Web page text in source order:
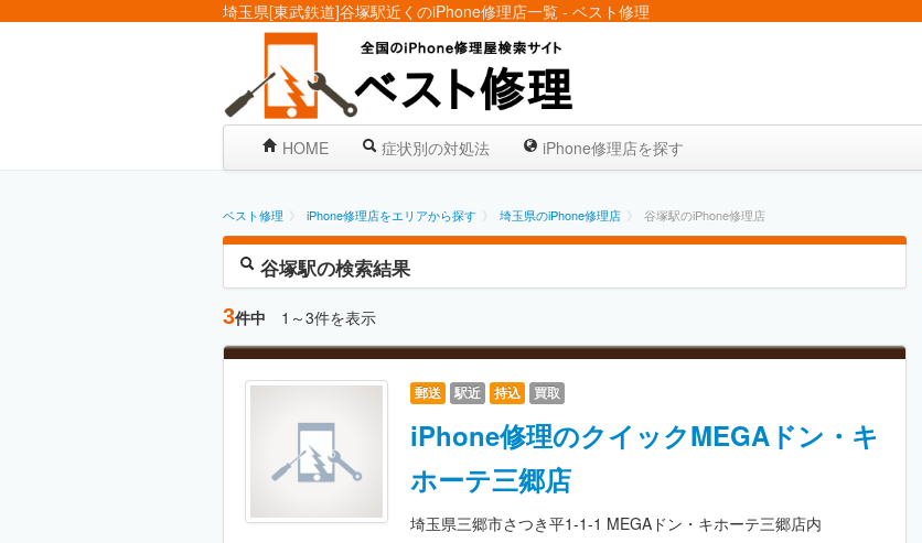
埼玉県[東武鉄道]谷塚駅近くのiPhone修理店一覧 - ベスト修理
HOME 症状別の対処法 iPhone修理店を探す
ベスト修理 iPhone修理店をエリアから探す 埼玉県のiPhone修理店 谷塚駅のiPhone修理店
谷塚駅の検索結果
3件中 1～3件を表示
郵送 駅近 持込 買取
iPhone修理のクイックMEGAドン・キ
ホーテ三郷店
埼玉県三郷市さつき平1-1-1 MEGAドン・キホーテ三郷店内